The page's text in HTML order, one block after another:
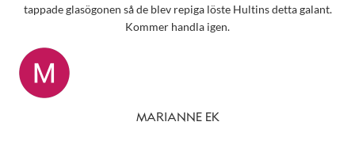
tappade glasögonen så de blev repiga löste Hultins detta galant.
Kommer handla igen.
MARIANNE EK